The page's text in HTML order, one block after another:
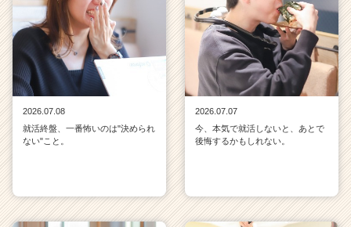
2026.07.08
就活終盤、一番怖いのは"決められ
ない"こと。
2026.07.07
今、本気で就活しないと、あとで
後悔するかもしれない。